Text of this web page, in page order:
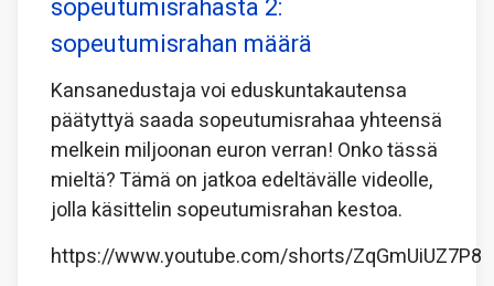
sopeutumisrahasta 2:
sopeutumisrahan määrä
Kansanedustaja voi eduskuntakautensa
päätyttyä saada sopeutumisrahaa yhteensä
melkein miljoonan euron verran! Onko tässä
mieltä? Tämä on jatkoa edeltävälle videolle,
jolla käsittelin sopeutumisrahan kestoa.
https://www.youtube.com/shorts/ZqGmUiUZ7P8